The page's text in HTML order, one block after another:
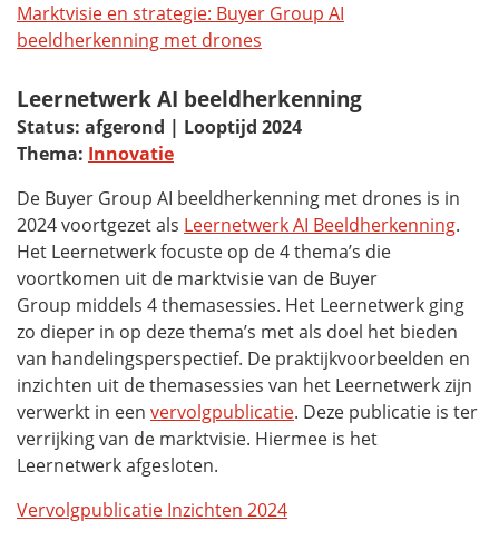
Marktvisie en strategie: Buyer Group AI
beeldherkenning met drones
Leernetwerk AI beeldherkenning
Status: afgerond | Looptijd 2024
Thema: Innovatie
De Buyer Group AI beeldherkenning met drones is in
2024 voortgezet als Leernetwerk AI Beeldherkenning.
Het Leernetwerk focuste op de 4 thema’s die
voortkomen uit de marktvisie van de Buyer
Group middels 4 themasessies. Het Leernetwerk ging
zo dieper in op deze thema’s met als doel het bieden
van handelingsperspectief. De praktijkvoorbeelden en
inzichten uit de themasessies van het Leernetwerk zijn
verwerkt in een vervolgpublicatie. Deze publicatie is ter
verrijking van de marktvisie. Hiermee is het
Leernetwerk afgesloten.
Vervolgpublicatie Inzichten 2024